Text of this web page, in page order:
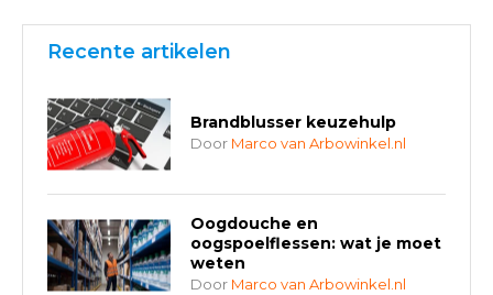
Recente artikelen
Brandblusser keuzehulp
Door Marco van Arbowinkel.nl
Oogdouche en
oogspoelflessen: wat je moet
weten
Door Marco van Arbowinkel.nl